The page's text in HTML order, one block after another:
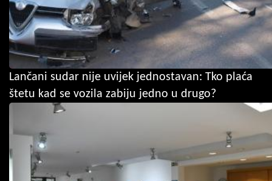
Lančani sudar nije uvijek jednostavan: Tko plaća
štetu kad se vozila zabiju jedno u drugo?